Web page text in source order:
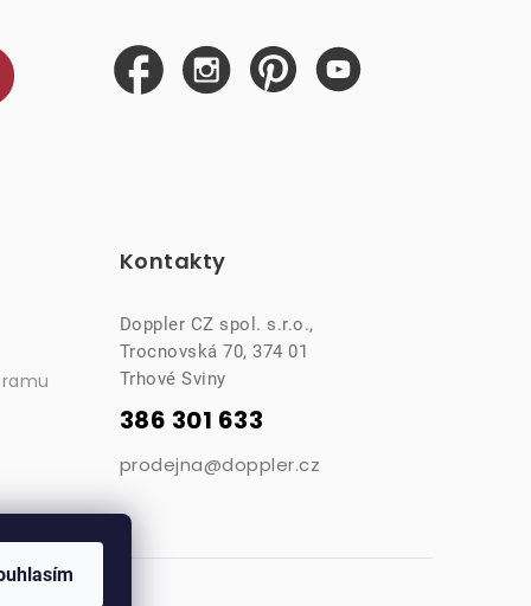
Kontakty
Doppler CZ spol. s.r.o.,
Trocnovská 70, 374 01
Trhové Sviny
386 301 633
prodejna@doppler.cz